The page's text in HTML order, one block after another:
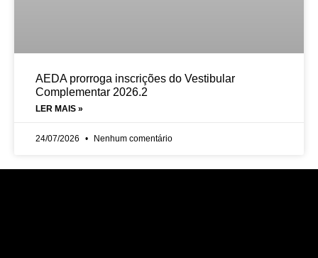
AEDA prorroga inscrições do Vestibular
Complementar 2026.2
LER MAIS »
24/07/2026 Nenhum comentário